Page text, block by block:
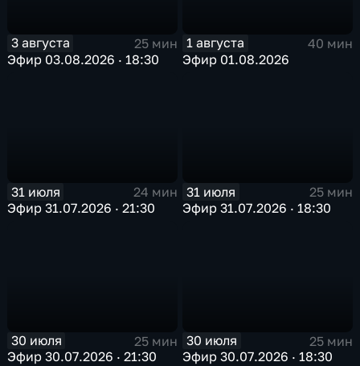
3 августа
25 мин
Эфир 03.08.2026 · 18:30
1 августа
40 мин
Эфир 01.08.2026
31 июля
24 мин
Эфир 31.07.2026 · 21:30
31 июля
25 мин
Эфир 31.07.2026 · 18:30
30 июля
25 мин
Эфир 30.07.2026 · 21:30
30 июля
25 мин
Эфир 30.07.2026 · 18:30